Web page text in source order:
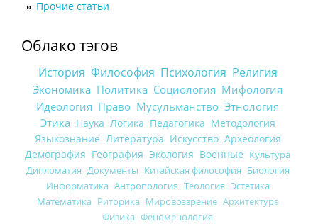
Прочие статьи
Облако тэгов
История Философия Психология Религия
Экономика Политика Социология Мифология
Идеология Право Мусульманство Этнология
Этика Наука Логика Педагогика Методология
Языкознание Литература Искусство Археология
Демография География Экология Военные Культура
Дипломатия Документы Китайская философия Биология
Информатика Антропология Теология Эстетика
Математика Риторика Мировоззрение Архитектура
Физика Феноменология